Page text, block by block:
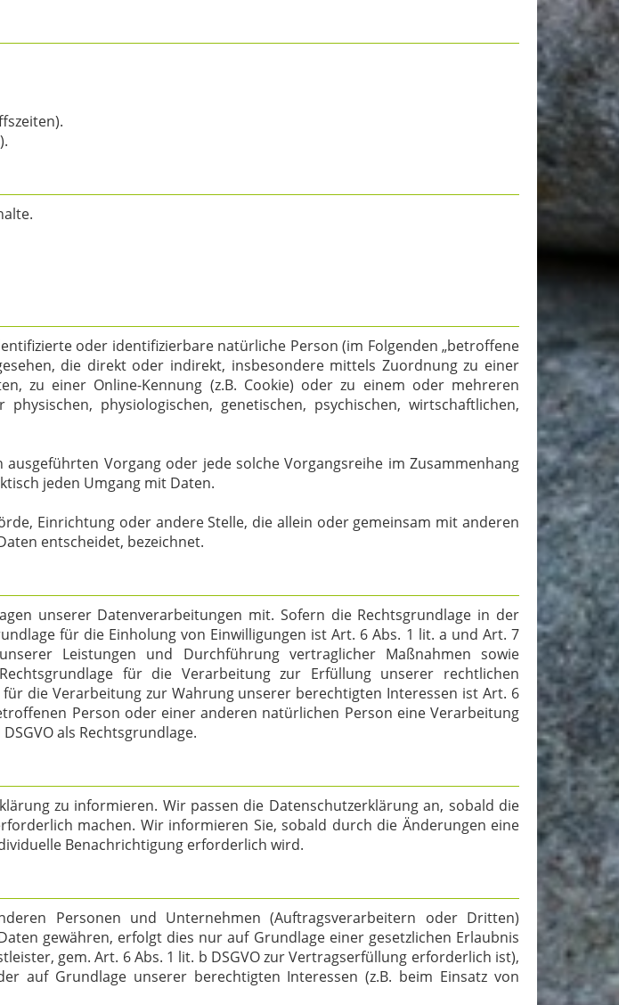
oder identifizierbare natürliche Person (im Folgenden „betroffene
die direkt oder indirekt, insbesondere mittels Zuordnung zu einer
zu einer Online-Kennung (z.B. Cookie) oder zu einem oder mehreren
physiologischen, genetischen, psychischen, wirtschaftlichen,
Vorgang oder jede solche Vorgangsreihe im Zusammenhang
jeden Umgang mit Daten.
Einrichtung oder andere Stelle, die allein oder gemeinsam mit anderen
entscheidet, bezeichnet.
unserer Datenverarbeitungen mit. Sofern die Rechtsgrundlage in der
für die Einholung von Einwilligungen ist Art. 6 Abs. 1 lit. a und Art. 7
Leistungen und Durchführung vertraglicher Maßnahmen sowie
für die Verarbeitung zur Erfüllung unserer rechtlichen
die Verarbeitung zur Wahrung unserer berechtigten Interessen ist Art. 6
Person oder einer anderen natürlichen Person eine Verarbeitung
als Rechtsgrundlage.
zu informieren. Wir passen die Datenschutzerklärung an, sobald die
machen. Wir informieren Sie, sobald durch die Änderungen eine
Benachrichtigung erforderlich wird.
Personen und Unternehmen (Auftragsverarbeitern oder Dritten)
gewähren, erfolgt dies nur auf Grundlage einer gesetzlichen Erlaubnis
gem. Art. 6 Abs. 1 lit. b DSGVO zur Vertragserfüllung erforderlich ist),
auf Grundlage unserer berechtigten Interessen (z.B. beim Einsatz von